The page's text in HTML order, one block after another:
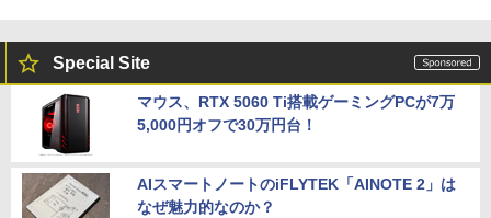
Special Site
マウス、RTX 5060 Ti搭載ゲーミングPCが7万
5,000円オフで30万円台！
AIスマートノートのiFLYTEK「AINOTE 2」は
なぜ魅力的なのか？